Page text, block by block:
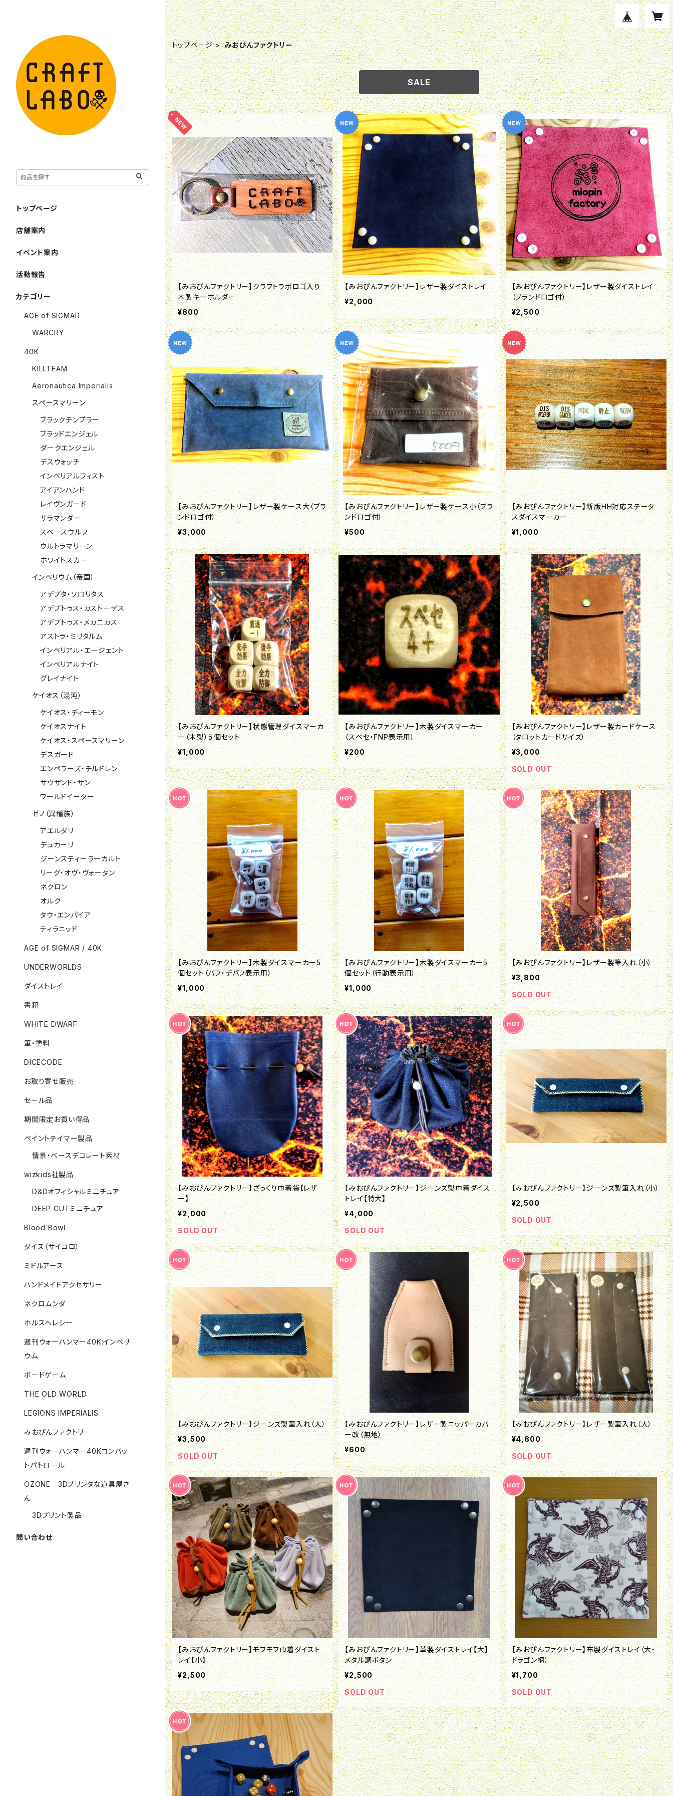
トップページ みおぴんファクトリー
SALE
【みおぴんファクトリー】クラフトラボロゴ入り
木製キーホルダー
¥800
【みおぴんファクトリー】レザー製ダイストレイ
¥2,000
【みおぴんファクトリー】レザー製ダイストレイ
（ブランドロゴ付）
¥2,500
【みおぴんファクトリー】レザー製ケース大（ブラ
ンドロゴ付）
¥3,000
【みおぴんファクトリー】レザー製ケース小（ブラ
ンドロゴ付）
¥500
【みおぴんファクトリー】新版HH対応ステータ
スダイスマーカー
¥1,000
【みおぴんファクトリー】状態管理ダイスマーカ
ー（木製）５個セット
¥1,000
【みおぴんファクトリー】木製ダイスマーカー
（スペセ・FNP表示用）
¥200
【みおぴんファクトリー】レザー製カードケース
（タロットカードサイズ）
¥3,000
SOLD OUT
【みおぴんファクトリー】木製ダイスマーカー5
個セット（バフ・デバフ表示用）
¥1,000
【みおぴんファクトリー】木製ダイスマーカー5
個セット（行動表示用）
¥1,000
【みおぴんファクトリー】レザー製筆入れ（小）
¥3,800
SOLD OUT
【みおぴんファクトリー】ざっくり巾着袋【レザ
ー】
¥2,000
SOLD OUT
【みおぴんファクトリー】ジーンズ製巾着ダイス
トレイ【特大】
¥4,000
SOLD OUT
【みおぴんファクトリー】ジーンズ製筆入れ（小）
¥2,500
SOLD OUT
【みおぴんファクトリー】ジーンズ製筆入れ（大）
¥3,500
SOLD OUT
【みおぴんファクトリー】レザー製ニッパーカバ
ー改（無地）
¥600
【みおぴんファクトリー】レザー製筆入れ（大）
¥4,800
SOLD OUT
【みおぴんファクトリー】モフモフ巾着ダイスト
レイ【小】
¥2,500
【みおぴんファクトリー】革製ダイストレイ【大】
メタル調ボタン
¥2,500
SOLD OUT
【みおぴんファクトリー】布製ダイストレイ（大・
ドラゴン柄）
¥1,700
SOLD OUT
トップページ
店舗案内
イベント案内
活動報告
カテゴリー
AGE of SIGMAR
WARCRY
40K
KILLTEAM
Aeronautica Imperialis
スペースマリーン
ブラックテンプラー
ブラッドエンジェル
ダークエンジェル
デスウォッチ
インペリアルフィスト
アイアンハンド
レイヴンガード
サラマンダー
スペースウルフ
ウルトラマリーン
ホワイトスカー
インペリウム（帝国）
アデプタ・ソロリタス
アデプトゥス・カストーデス
アデプトゥス・メカニカス
アストラ・ミリタルム
インペリアル・エージェント
インペリアルナイト
グレイナイト
ケイオス（混沌）
ケイオス・ディーモン
ケイオスナイト
ケイオス・スペースマリーン
デスガード
エンペラーズ・チルドレン
サウザンド・サン
ワールドイーター
ゼノ（異種族）
アエルダリ
デュカーリ
ジーンスティーラーカルト
リーグ・オヴ・ヴォータン
ネクロン
オルク
タウ・エンパイア
ティラニッド
AGE of SIGMAR / 40K
UNDERWORLDS
ダイストレイ
書籍
WHITE DWARF
筆・塗料
DICECODE
お取り寄せ販売
セール品
期間限定お買い得品
ペイントテイマー製品
情景・ベースデコレート素材
wizkids社製品
D&Dオフィシャルミニチュア
DEEP CUTミニチュア
Blood Bowl
ダイス（サイコロ）
ミドルアース
ハンドメイドアクセサリー
ネクロムンダ
ホルスヘレシー
週刊ウォーハンマー40K:インペリ
ウム
ボードゲーム
THE OLD WORLD
LEGIONS IMPERIALIS
みおぴんファクトリー
週刊ウォーハンマー40Kコンバッ
トパトロール
OZONE 3Dプリンタな道具屋さ
ん
3Dプリント製品
問い合わせ